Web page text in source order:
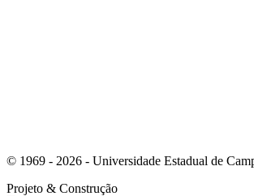
© 1969 - 2026 - Universidade Estadual de
Projeto & Construção